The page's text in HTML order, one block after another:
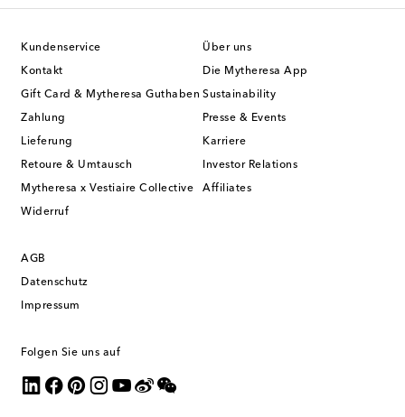
Kundenservice
Kontakt
Gift Card & Mytheresa Guthaben
Zahlung
Lieferung
Retoure & Umtausch
Mytheresa x Vestiaire Collective
Widerruf
Über uns
Die Mytheresa App
Sustainability
Presse & Events
Karriere
Investor Relations
Affiliates
AGB
Datenschutz
Impressum
Folgen Sie uns auf